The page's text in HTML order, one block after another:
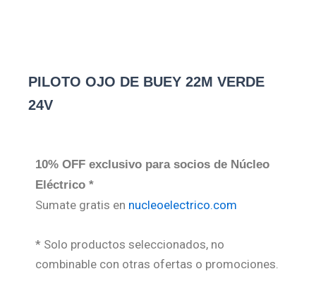
PILOTO OJO DE BUEY 22M VERDE
24V
10% OFF exclusivo para socios de Núcleo
Eléctrico *
Sumate gratis en nucleoelectrico.com
* Solo productos seleccionados, no
combinable con otras ofertas o promociones.